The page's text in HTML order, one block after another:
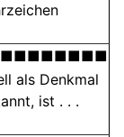
als Denkmal
ist . . .